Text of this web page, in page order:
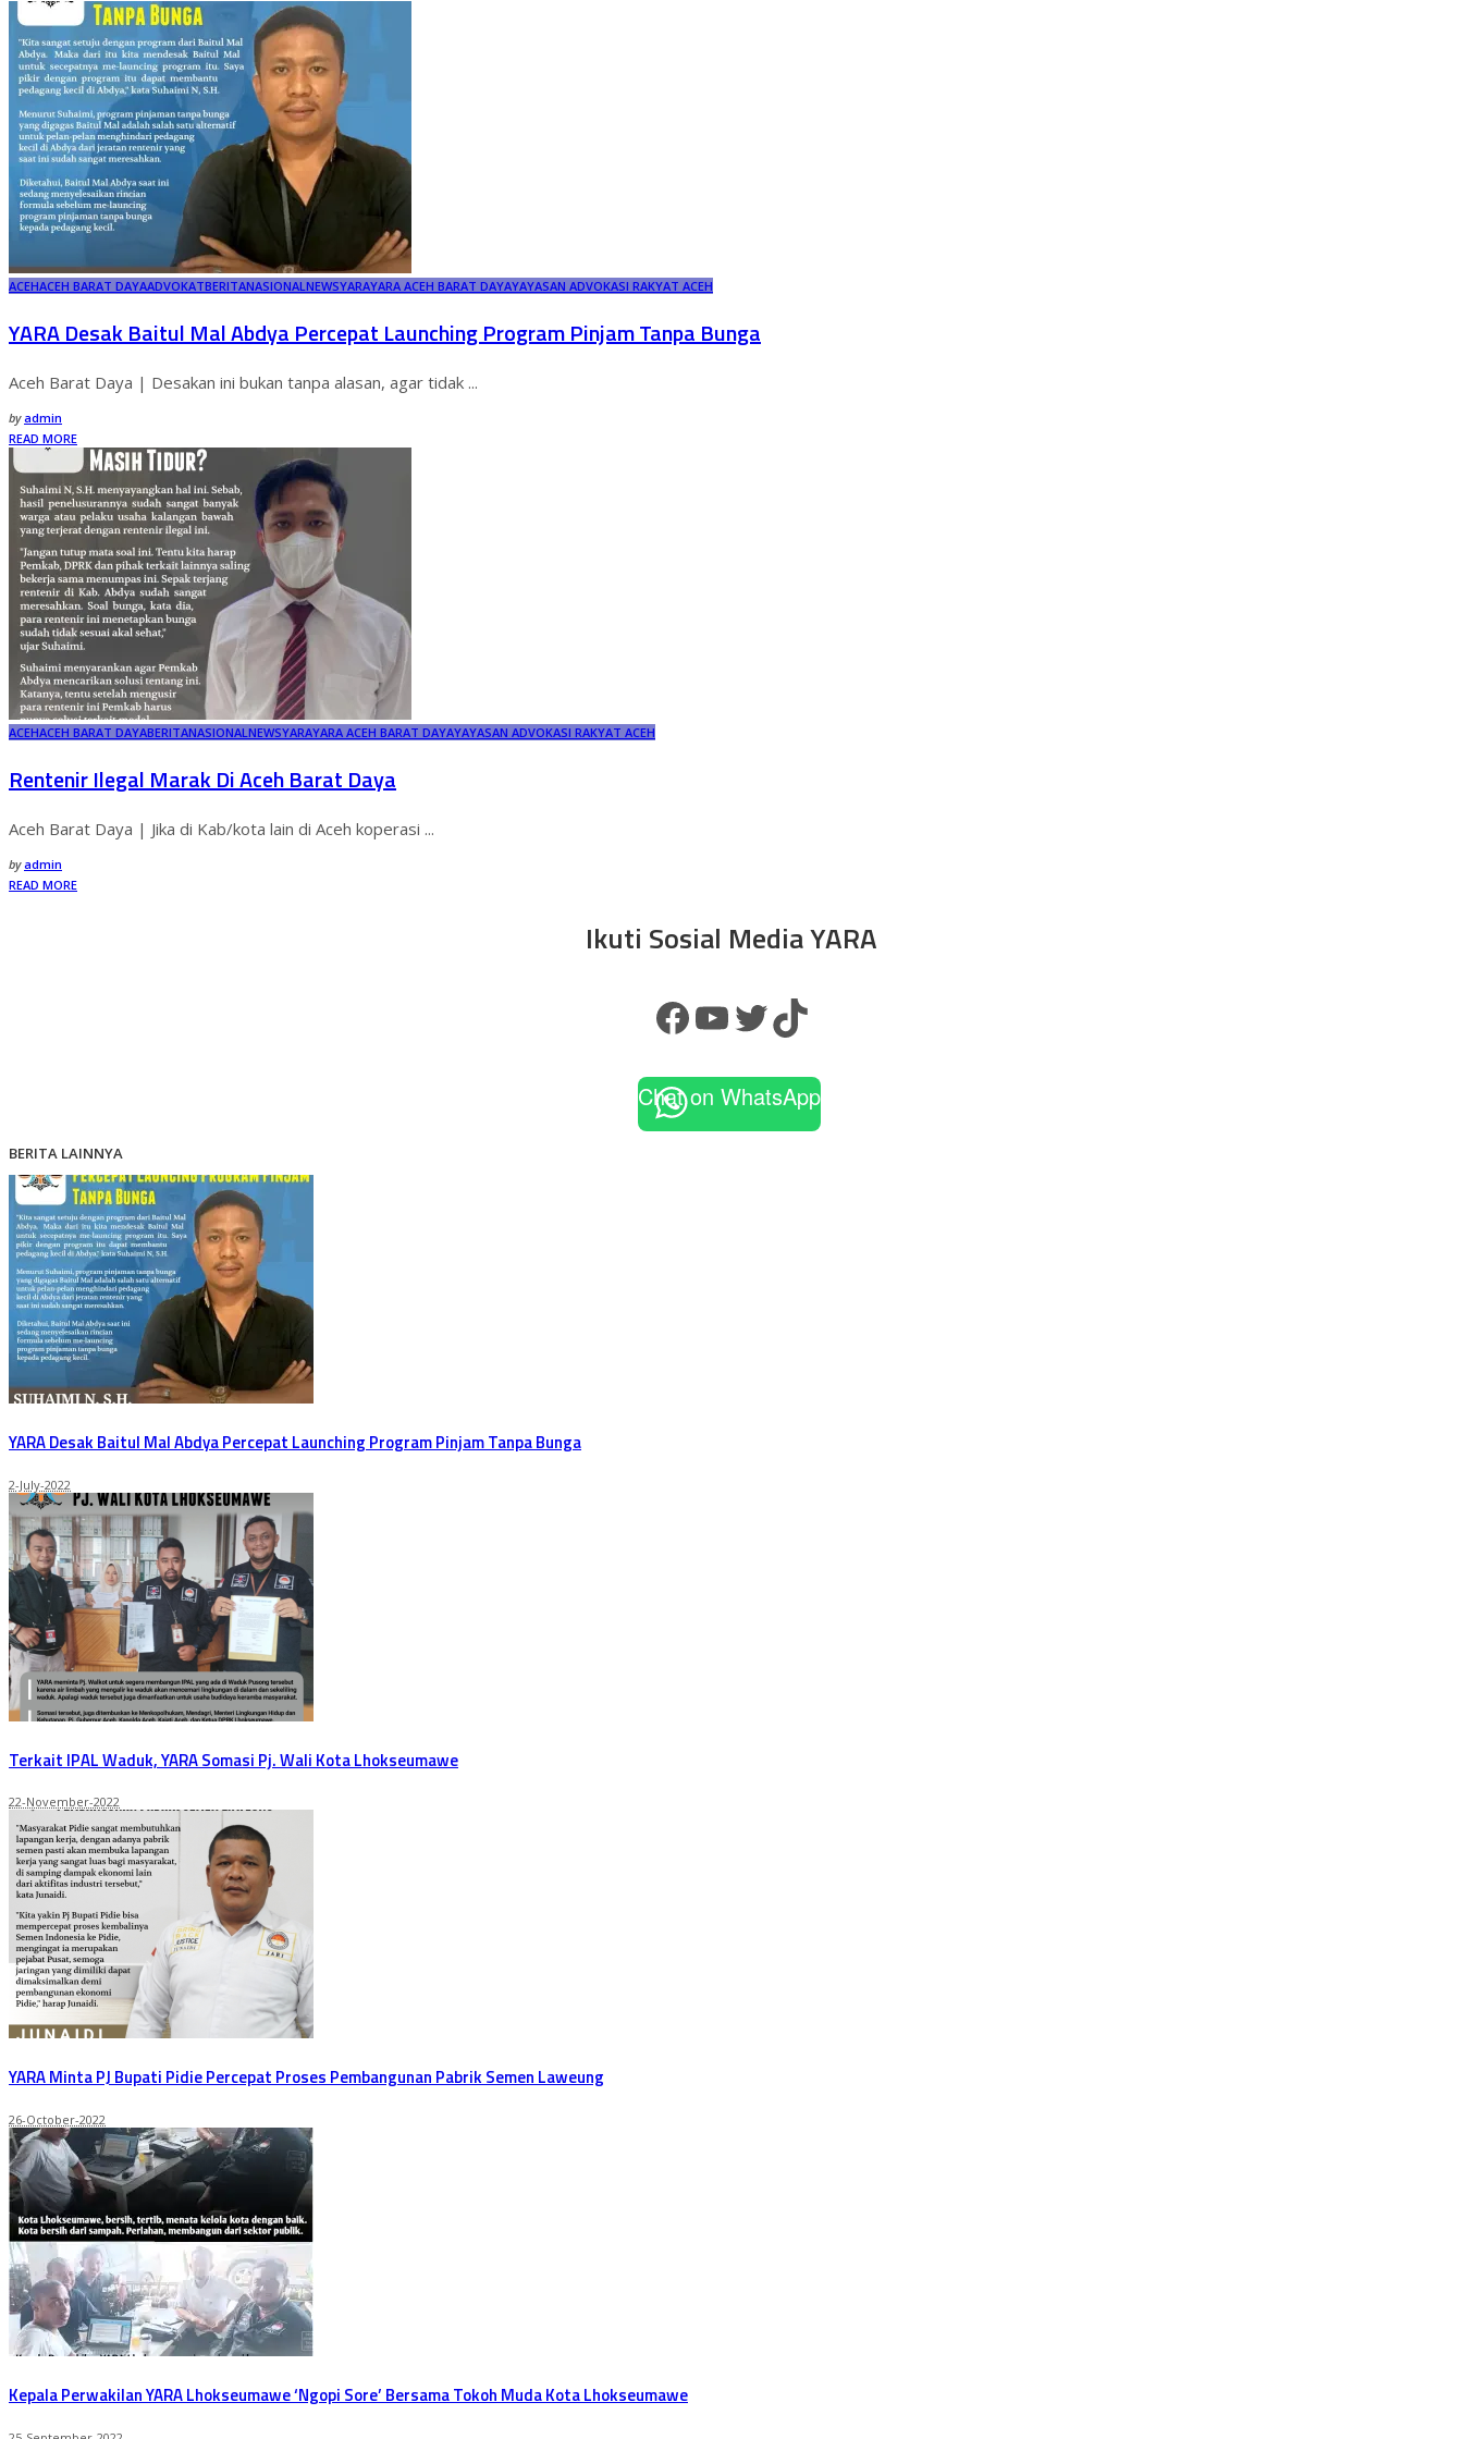
ACEHACEH BARAT DAYAADVOKATBERITANASIONAL NEWSYARAYARA ACEH BARAT DAYAYAYASAN ADVOKASI RAKYAT ACEH
YARA Desak Baitul Mal Abdya Percepat Launching Program Pinjam Tanpa Bunga
Aceh Barat Daya | Desakan ini bukan tanpa alasan, agar tidak ...
byadmin
READ MORE
ACEHACEH BARAT DAYABERITANASIONAL NEWSYARAYARA ACEH BARAT DAYAYAYASAN ADVOKASI RAKYAT ACEH
Rentenir Ilegal Marak Di Aceh Barat Daya
Aceh Barat Daya | Jika di Kab/kota lain di Aceh koperasi ...
byadmin
READ MORE
Ikuti Sosial Media YARA
Chat on WhatsApp
BERITA LAINNYA
YARA Desak Baitul Mal Abdya Percepat Launching Program Pinjam Tanpa Bunga
2-July-2022
Terkait IPAL Waduk, YARA Somasi Pj. Wali Kota Lhokseumawe
22-November-2022
YARA Minta PJ Bupati Pidie Percepat Proses Pembangunan Pabrik Semen Laweung
26-October-2022
Kepala Perwakilan YARA Lhokseumawe ‘Ngopi Sore’ Bersama Tokoh Muda Kota Lhokseumawe